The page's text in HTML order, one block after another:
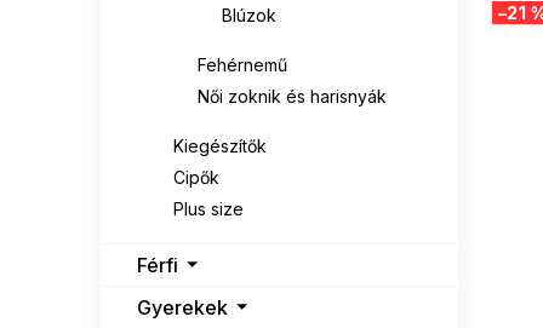
Blúzok
Fehérnemű
Női zoknik és harisnyák
Kiegészítők
Cipők
Plus size
Férfi
Gyerekek
–21